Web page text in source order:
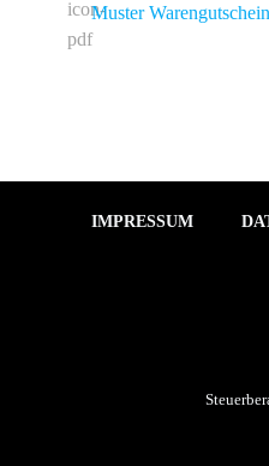
Muster Warengutschein
IMPRESSUM